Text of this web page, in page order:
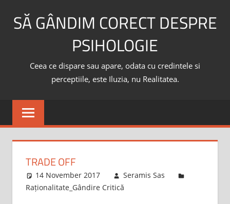
SĂ GÂNDIM CORECT DESPRE
PSIHOLOGIE
Ceea ce dispare sau apare, odata cu credintele si
perceptiile, este Iluzia, nu Realitatea.
TRADE OFF
14 November 2017
Seramis Sas
Raționalitate_Gândire Critică